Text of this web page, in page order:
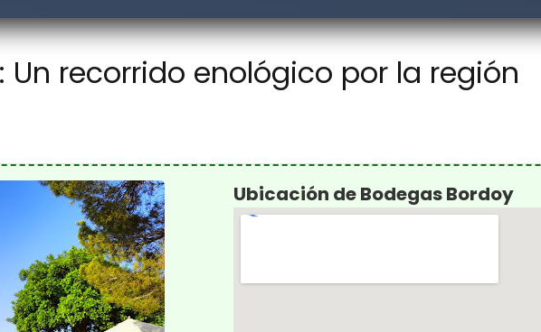
Un recorrido enológico por la región
Ubicación de Bodegas Bordoy